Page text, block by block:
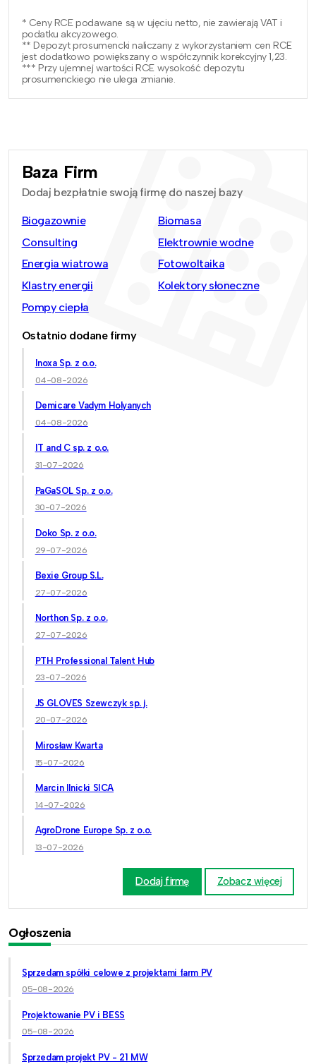
* Ceny RCE podawane są w ujęciu netto, nie zawierają VAT i
podatku akcyzowego.
** Depozyt prosumencki naliczany z wykorzystaniem cen RCE
jest dodatkowo powiększany o współczynnik korekcyjny 1,23.
*** Przy ujemnej wartości RCE wysokość depozytu
prosumenckiego nie ulega zmianie.
Baza Firm
Dodaj bezpłatnie swoją firmę do naszej bazy
Biogazownie
Biomasa
Consulting
Elektrownie wodne
Energia wiatrowa
Fotowoltaika
Klastry energii
Kolektory słoneczne
Pompy ciepła
Ostatnio dodane firmy
Inoxa Sp. z o.o.
04-08-2026
Demicare Vadym Holyanych
04-08-2026
IT and C sp. z o.o.
31-07-2026
PaGaSOL Sp. z o.o.
30-07-2026
Doko Sp. z o.o.
29-07-2026
Bexie Group S.L.
27-07-2026
Northon Sp. z o.o.
27-07-2026
PTH Professional Talent Hub
23-07-2026
JS GLOVES Szewczyk sp. j.
20-07-2026
Mirosław Kwarta
15-07-2026
Marcin Ilnicki SICA
14-07-2026
AgroDrone Europe Sp. z o.o.
13-07-2026
Dodaj firmę Zobacz więcej
Ogłoszenia
Sprzedam spółki celowe z projektami farm PV
05-08-2026
Projektowanie PV i BESS
05-08-2026
Sprzedam projekt PV - 21 MW